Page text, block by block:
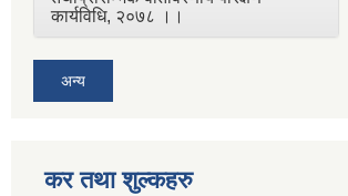
कार्यविधि, २०७८ ।।
अन्य
कर तथा शुल्कहरु